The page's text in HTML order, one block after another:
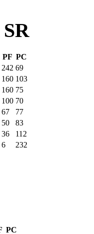
PF PC
242 69
160 103
160 75
100 70
67
77
50
83
36
112
6 232
PC